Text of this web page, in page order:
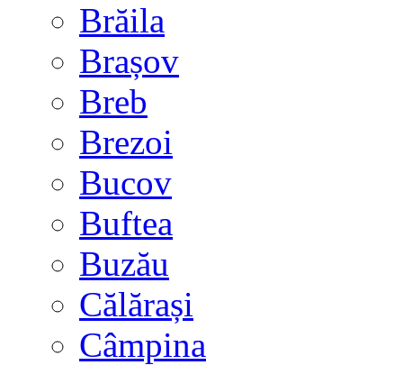
Brăila
Brașov
Breb
Brezoi
Bucov
Buftea
Buzău
Călărași
Câmpina